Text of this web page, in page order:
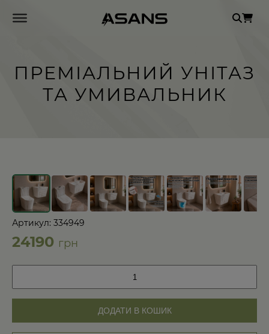
ПРЕМІАЛЬНИЙ УНІТАЗ
ТА УМИВАЛЬНИК
← →
Артикул: 334949
24190 грн
та
ДОДАТИ В КОШИК